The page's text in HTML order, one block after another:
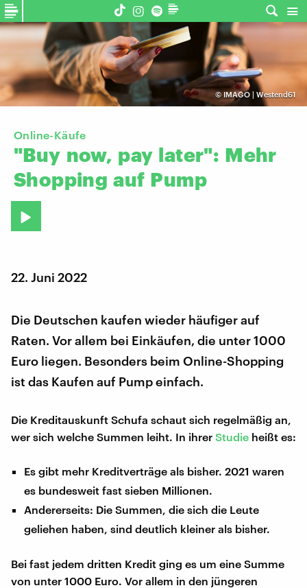
© IMAGO | Westend61
Online-Käufe
"Buy now, pay later": Mehr
Shopping auf Pump
22. Juni 2022
Die Deutschen kaufen wieder häufiger auf
Raten. Vor allem bei Einkäufen, die unter 1000
Euro liegen. Besonders beim Online-Shopping
ist das Kaufen auf Pump einfach.
Die Kreditauskunft Schufa schaut sich regelmäßig an,
wer sich welche Summen leiht. In ihrer Studie heißt es:
Es gibt mehr Kreditverträge als bisher. 2021 waren
es bundesweit fast sieben Millionen.
Andererseits: Die Summen, die sich die Leute
geliehen haben, sind deutlich kleiner als bisher.
Bei fast jedem dritten Kredit ging es um eine Summe
von unter 1000 Euro. Vor allem in den jüngeren